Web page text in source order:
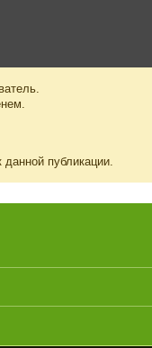
данной публикации.